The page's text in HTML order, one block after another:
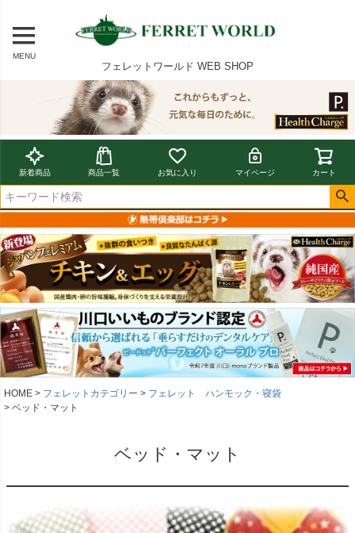
MENU
フェレットワールド WEB SHOP
新着商品 商品一覧 お気に入り マイページ カート
HOME フェレットカテゴリー
フェレット ハンモック・寝袋
ベッド・マット
ベッド・マット